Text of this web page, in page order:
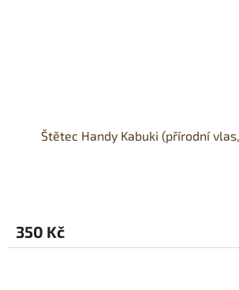
Štětec Handy Kabuki (přírodní
je
3,7
350 Kč